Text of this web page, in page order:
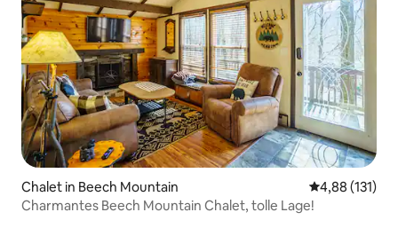
Chalet in Beech Mountain
4,88 (131)
Charmantes Beech Mountain Chalet, tolle Lage!